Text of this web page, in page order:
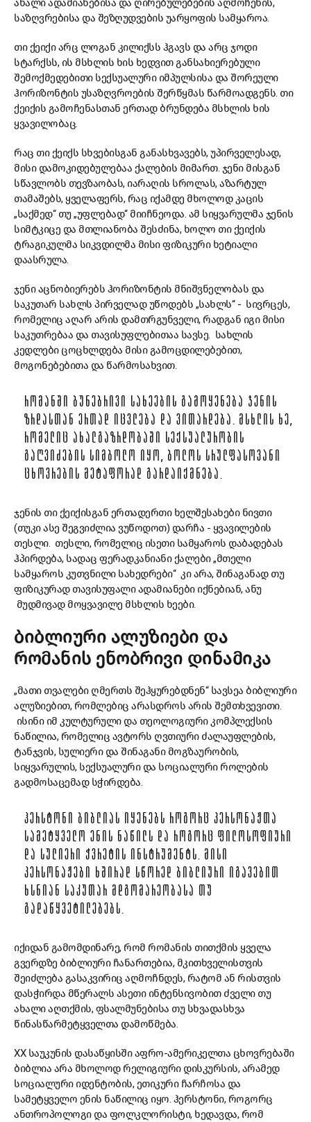
ახალი ადამიანებისა და ღირებულებების აღმოჩენის,
საზღვრებისა და შეზღუდვების უარყოფის სამყაროა.
თი ქეიქი არც ლოგან კილიქსს ჰგავს და არც ჯოდი
სტარქსს, ის მსხლის ხის ხედვით განსახიერებული
შემოქმედებითი სექსუალური იმპულსისა და შორეული
ჰორიზონტის უსაზღვროების შერწყმას წარმოადგენს. თი
ქეიქის გამოჩენასთან ერთად ბრუნდება მსხლის ხის
ყვავილობაც.
რაც თი ქეიქს სხვებისგან განასხვავებს, უპირველესად,
მისი დამოკიდებულებაა ქალების მიმართ. ჯენი მისგან
სწავლობს თევზაობას, იარაღის სროლას, აზარტულ
თამაშებს, ყველაფერს, რაც იქამდე მხოლოდ კაცის
„საქმედ“ თუ „უფლებად“ მიიჩნეოდა. ამ სიყვარულმა ჯენის
სიმტკიცე და მთლიანობა შესძინა, ხოლო თი ქეიქის
ტრაგიკულმა სიკვდილმა მისი ფიზიკური ხეტიალი
დაასრულა.
ჯენი აცნობიერებს ჰორიზონტის მნიშვნელობას და
საკუთარ სახლს პირველად უწოდებს „სახლს“ - სივრცეს,
რომელიც აღარ არის დამთრგუნველი, რადგან იგი მისი
საკუთრებაა და თავისუფლებითაა სავსე. სახლის
კედლები ცოცხლდება მისი გამოცდილებებით,
მოგონებებითა და წარმოსახვით.
ᲠᲝᲛᲐᲜᲨᲘ ᲑᲣᲜᲔᲑᲠᲘᲕᲘ ᲡᲐᲮᲔᲔᲑᲘᲡ ᲒᲐᲛᲝᲧᲔᲜᲔᲑᲐ ᲯᲔᲜᲘᲡ
ᲖᲠᲓᲐᲡᲗᲐᲜ ᲔᲠᲗᲐᲓ ᲘᲪᲕᲚᲔᲑᲐ ᲓᲐ ᲕᲘᲗᲐᲠᲓᲔᲑᲐ. ᲛᲡᲮᲚᲘᲡ ᲮᲔ,
ᲠᲝᲛᲔᲚᲘᲪ ᲐᲮᲐᲚᲒᲐᲖᲠᲓᲝᲑᲐᲨᲘ ᲡᲔᲥᲡᲣᲐᲚᲣᲠᲝᲑᲘᲡ
ᲒᲐᲦᲕᲘᲫᲔᲑᲘᲡ ᲡᲘᲛᲑᲝᲚᲝ ᲘᲧᲝ, ᲑᲝᲚᲝᲡ ᲡᲠᲣᲚᲤᲐᲡᲝᲕᲐᲜᲘ
ᲪᲮᲝᲕᲠᲔᲑᲘᲡ ᲛᲔᲢᲐᲤᲝᲠᲐᲓ ᲒᲐᲠᲓᲐᲘᲥᲛᲜᲔᲑᲐ.
ჯენის თი ქეიქისგან ერთადერთი ხელშესახები ნივთი
(თუკი ასე შეგვიძლია ვუწოდოთ) დარჩა - ყვავილების
თესლი. თესლი, რომელიც ისეთი სამყაროს დაბადებას
ჰპირდება, სადაც ფერადკანიანი ქალები „მთელი
სამყაროს კუთვნილი სახედრები“ კი არა, შინაგანად თუ
ფიზიკურად თავისუფალი ადამიანები იქნებიან, ანუ
მუდმივად მოყვავილე მსხლის ხეები.
ბიბლიური ალუზიები და
რომანის ენობრივი დინამიკა
„მათი თვალები ღმერთს შეჰყურებდნენ“ სავსეა ბიბლიური
ალუზიებით, რომლებიც არასდროს არის შემთხვევითი.
ისინი იმ კულტურული და თეოლოგიური კომპლექსის
ნაწილია, რომელიც ავტორს ღვთიური ძალაუფლების,
ტანჯვის, სულიერი და შინაგანი მოგზაურობის,
სიყვარულის, სექსუალური და სოციალური როლების
გადმოსაცემად სჭირდება.
ᲰᲔᲠᲡᲢᲝᲜᲘ ᲑᲘᲑᲚᲘᲐᲡ ᲘᲧᲔᲜᲔᲑᲡ ᲠᲝᲒᲝᲠᲪ ᲞᲔᲠᲡᲝᲜᲐᲟᲗᲐ
ᲡᲐᲛᲔᲢᲧᲕᲔᲚᲝ ᲔᲜᲘᲡ ᲜᲐᲬᲘᲚᲡ ᲓᲐ ᲠᲝᲒᲝᲠᲪ ᲤᲘᲚᲝᲡᲝᲤᲘᲣᲠᲘ
ᲓᲐ ᲡᲣᲚᲘᲔᲠᲘ ᲭᲕᲠᲔᲢᲘᲡ ᲘᲜᲡᲢᲠᲣᲛᲔᲜᲢᲡ. ᲛᲘᲡᲘ
ᲞᲔᲠᲡᲝᲜᲐᲟᲔᲑᲘ ᲮᲨᲘᲠᲐᲓ ᲡᲬᲝᲠᲔᲓ ᲑᲘᲑᲚᲘᲣᲠᲘ ᲘᲒᲐᲕᲔᲑᲘᲗ
ᲮᲡᲜᲘᲐᲜ ᲡᲐᲙᲣᲗᲐᲠ ᲛᲓᲒᲝᲛᲐᲠᲔᲝᲑᲐᲡᲐ ᲗᲣ
ᲒᲐᲓᲐᲬᲧᲕᲔᲢᲘᲚᲔᲑᲔᲑᲡ.
იქიდან გამომდინარე, რომ რომანის თითქმის ყველა
გვერდზე ბიბლიური ჩანართებია, მკითხველისთვის
შეიძლება გასაკვირიც აღმოჩნდეს, რატომ ან რისთვის
დასჭირდა მწერალს ასეთი ინტენსივობით ძველი თუ
ახალი აღთქმის, ფსალმუნებისა თუ სხვადასხვა
წინასწარმეტყველთა დამოწმება.
XX საუკუნის დასაწყისში აფრო-ამერიკელთა ცხოვრებაში
ბიბლია არა მხოლოდ რელიგიური დისკურსის, არამედ
სოციალური იდენტობის, ეთიკური ჩარჩოსა და
სამეტყველო ენის ნაწილიც იყო. ჰერსტონი, როგორც
ანთროპოლოგი და ფოლკლორისტი, ხედავდა, რომ